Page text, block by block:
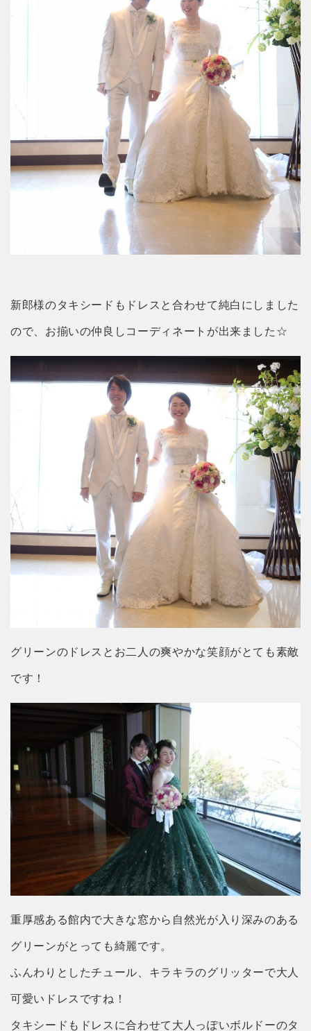
新郎様のタキシードもドレスと合わせて純白にしました
ので、お揃いの仲良しコーディネートが出来ました☆
グリーンのドレスとお二人の爽やかな笑顔がとても素敵
です！
重厚感ある館内で大きな窓から自然光が入り深みのある
グリーンがとっても綺麗です。
ふんわりとしたチュール、キラキラのグリッターで大人
可愛いドレスですね！
タキシードもドレスに合わせて大人っぽいボルドーのタ